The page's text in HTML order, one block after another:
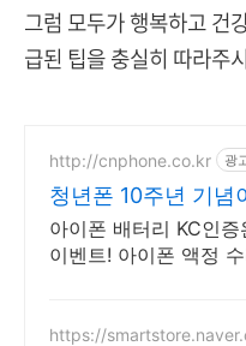
그럼 모두가 행복하고 건
급된 팁을 충실히 따라주
http://cnphone.co.kr 광
청년폰 10주년 기념
한민국 대표 휴대폰
아이폰 배터리 KC인증
이벤트! 아이폰 액정
https://